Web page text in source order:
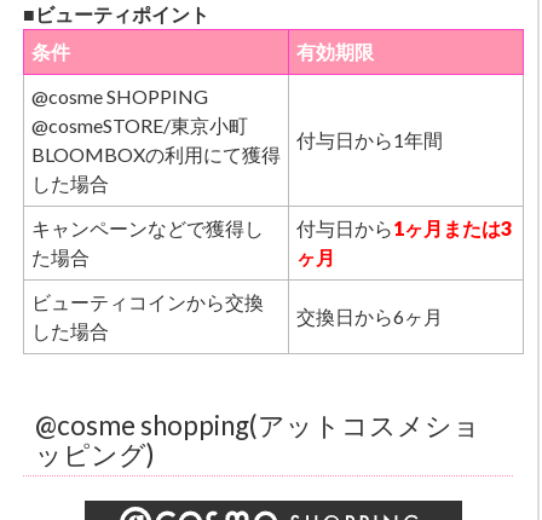
■ビューティポイント
条件
有効期限
@cosme SHOPPING
@cosmeSTORE/東京小町
BLOOMBOXの利用にて獲得
した場合
付与日から1年間
キャンペーンなどで獲得し
た場合
付与日から1ヶ月または3
ヶ月
ビューティコインから交換
した場合
交換日から6ヶ月
@cosme shopping(アットコスメショ
ッピング)